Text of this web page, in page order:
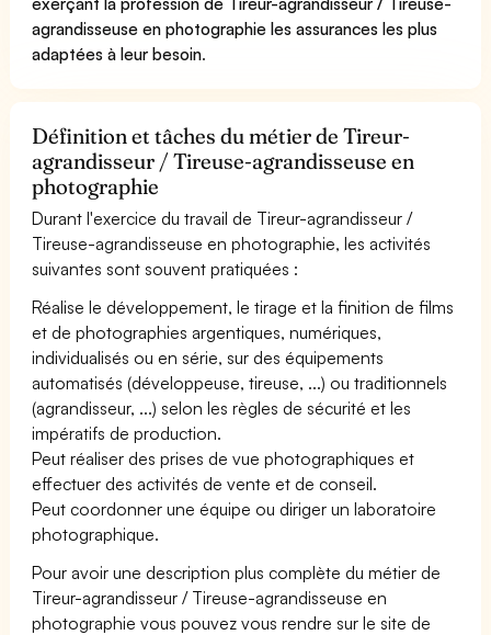
agrandisseuse en photographie les assurances les plus
adaptées à leur besoin.
Définition et tâches du métier de Tireur-
agrandisseur / Tireuse-agrandisseuse en
photographie
Durant l'exercice du travail de Tireur-agrandisseur /
Tireuse-agrandisseuse en photographie, les activités
suivantes sont souvent pratiquées :
Réalise le développement, le tirage et la finition de films
et de photographies argentiques, numériques,
individualisés ou en série, sur des équipements
automatisés (développeuse, tireuse, ...) ou traditionnels
(agrandisseur, ...) selon les règles de sécurité et les
impératifs de production.
Peut réaliser des prises de vue photographiques et
effectuer des activités de vente et de conseil.
Peut coordonner une équipe ou diriger un laboratoire
photographique.
Pour avoir une description plus complète du métier de
Tireur-agrandisseur / Tireuse-agrandisseuse en
photographie vous pouvez vous rendre sur le site de